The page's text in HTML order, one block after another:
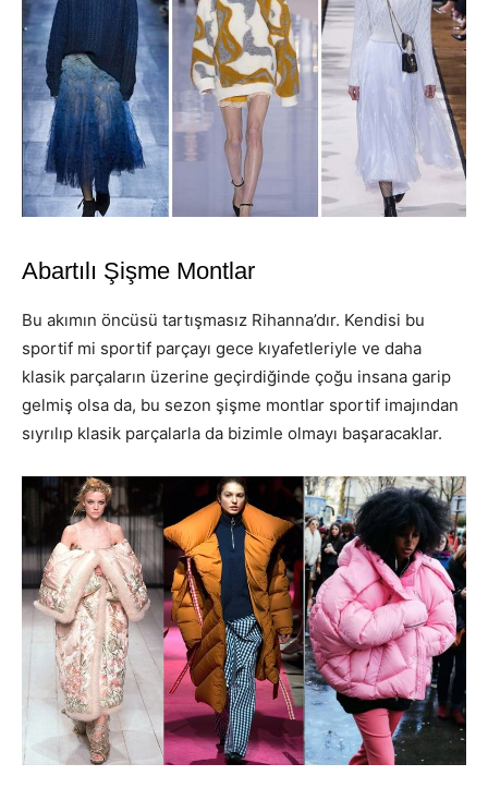
Abartılı Şişme Montlar
Bu akımın öncüsü tartışmasız Rihanna’dır. Kendisi bu
sportif mi sportif parçayı gece kıyafetleriyle ve daha
klasik parçaların üzerine geçirdiğinde çoğu insana garip
gelmiş olsa da, bu sezon şişme montlar sportif imajından
sıyrılıp klasik parçalarla da bizimle olmayı başaracaklar.